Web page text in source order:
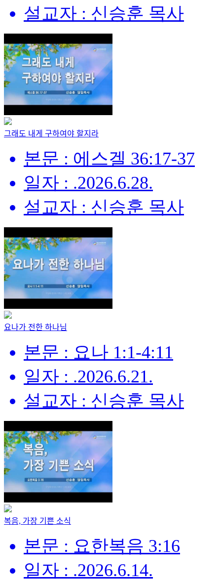
설교자 : 신승훈 목사
그래도 내게 구하여야 할지라
본문 : 에스겔 36:17-37
일자 : .2026.6.28.
설교자 : 신승훈 목사
요나가 전한 하나님
본문 : 요나 1:1-4:11
일자 : .2026.6.21.
설교자 : 신승훈 목사
복음, 가장 기쁜 소식
본문 : 요한복음 3:16
일자 : .2026.6.14.